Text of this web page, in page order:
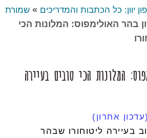
יוון: כל הכתבות והמדריכים » שמורת
בהר האולימפוס: המלונות הכי
המלונות הכי טובים בעיירה
(עדכון אחרון)
בעיירה ליטוחורו שבהר